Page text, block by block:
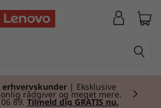
| Eksklusive
rådgiver og meget mere.
89. Tilmeld dig GRATIS nu.
item 2 of 2